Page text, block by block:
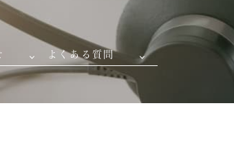
よくある質問